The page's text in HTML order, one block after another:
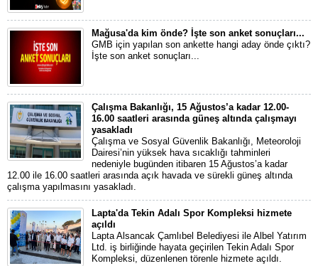
Mağusa'da kim önde? İşte son anket sonuçları...
GMB için yapılan son ankette hangi aday önde çıktı?
İşte son anket sonuçları...
Çalışma Bakanlığı, 15 Ağustos’a kadar 12.00-
16.00 saatleri arasında güneş altında çalışmayı
yasakladı
Çalışma ve Sosyal Güvenlik Bakanlığı, Meteoroloji
Dairesi’nin yüksek hava sıcaklığı tahminleri
nedeniyle bugünden itibaren 15 Ağustos’a kadar
12.00 ile 16.00 saatleri arasında açık havada ve sürekli güneş altında
çalışma yapılmasını yasakladı.
Lapta'da Tekin Adalı Spor Kompleksi hizmete
açıldı
Lapta Alsancak Çamlıbel Belediyesi ile Albel Yatırım
Ltd. iş birliğinde hayata geçirilen Tekin Adalı Spor
Kompleksi, düzenlenen törenle hizmete açıldı.